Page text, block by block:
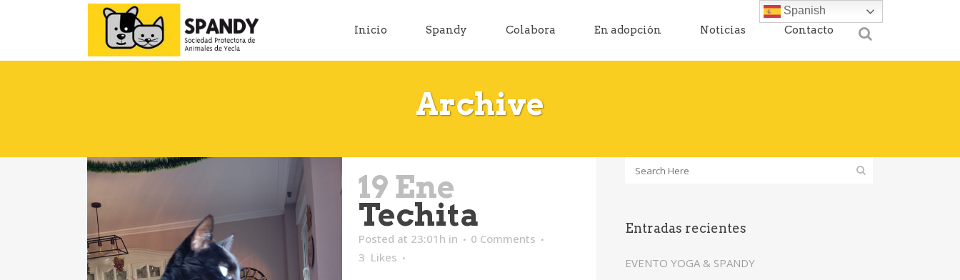
Inicio Spandy Colabora En adopción Noticias Contacto
Archive
19 Ene
Techita
Posted at 23:01h in
0 Comments
3 Likes
Entradas recientes
EVENTO YOGA & SPANDY
Spanish